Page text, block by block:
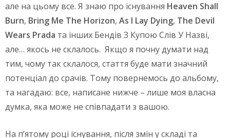
але на цьому все. Я знаю про існування Heaven Shall
Burn, Bring Me The Horizon, As I Lay Dying, The Devil
Wears Prada та інших Бендів З Купою Слів У Назві,
але… якось не склалось. Якщо я почну думати над
тим, чому так склалося, стаття буде мати значний
потенціал до срачів. Тому повернемось до альбому,
та нагадаю: все, написане нижче – лише моя власна
думка, яка може не співпадати з вашою.
На п’ятому році існування, після змін у складі та